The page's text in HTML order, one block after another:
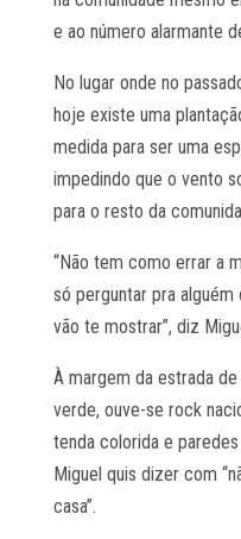
e ao número alarmante
No lugar onde no
hoje existe uma
medida para ser uma
impedindo que o vento
para o resto da
“Não tem como errar a
só perguntar pra alguém
vão te mostrar”, diz
À margem da estrada
verde, ouve-se rock
tenda colorida e
Miguel quis dizer com
casa”.